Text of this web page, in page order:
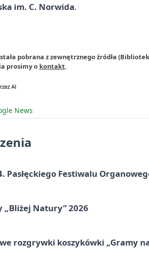
im. C. Norwida.
pobrana z zewnętrznego źródła
prosimy o kontakt.
News
Pasłęckiego Festiwalu
„Bliżej Natury” 2026
rozgrywki koszykówki „Gramy